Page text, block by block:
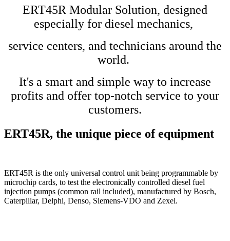
ERT45R Modular Solution, designed
especially for diesel mechanics,
service centers, and technicians around the
world.
It's a smart and simple way to increase
profits and offer top-notch service to your
customers.
ERT45R, the unique piece of equipment
ERT45R is the only universal control unit being programmable by
microchip cards, to test the electronically controlled diesel fuel
injection pumps (common rail included), manufactured by Bosch,
Caterpillar, Delphi, Denso, Siemens-VDO and Zexel.